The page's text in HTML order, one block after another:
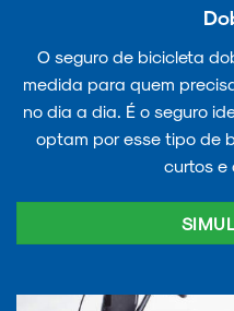
O seguro de bicicleta
medida para quem
no dia a dia. É o seguro
optam por esse tipo de
curtos e